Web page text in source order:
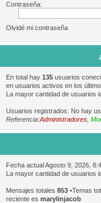
Contraseña:
Olvidé mi contraseña
En total hay 135 usuarios
en usuarios activos en los
La mayor cantidad de usuarios
Usuarios registrados: No hay
Referencia:Administradores
Fecha actual Agosto 9, 2026,
La mayor cantidad de usuarios
Mensajes totales 853 •Temas
reciente es marylinjacob